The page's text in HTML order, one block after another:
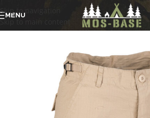
Skip to navigation
Skip to main content
MENU